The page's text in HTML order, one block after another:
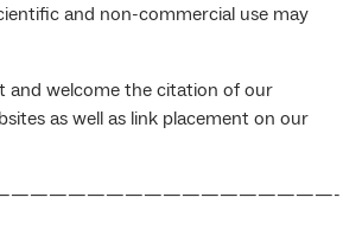
and non-commercial use may
and welcome the citation of our
as well as link placement on our